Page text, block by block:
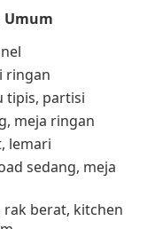
Umum
ringan
tipis, partisi
meja ringan
lemari
sedang, meja
rak berat, kitchen